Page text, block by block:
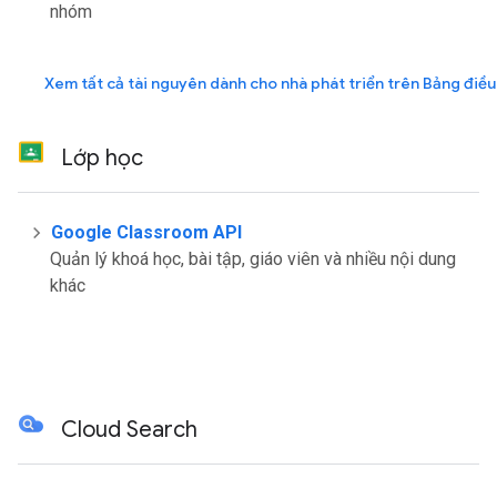
nhóm
Xem tất cả tài nguyên dành cho nhà phát triển trên Bảng
Lớp học
Google Classroom API
Quản lý khoá học, bài tập, giáo viên và nhiều nội dung
khác
Cloud Search